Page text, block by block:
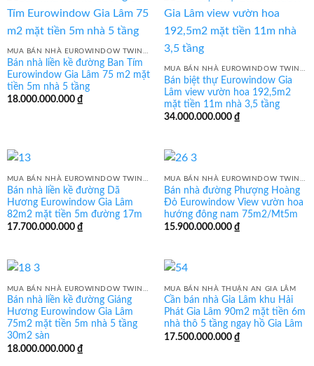
MUA BÁN NHÀ EUROWINDOW TWIN PARK GIA LÂM
Bán nhà liền kề đường Ban Tím
Eurowindow Gia Lâm 75 m2 mặt
tiền 5m nhà 5 tầng
18.000.000.000 ₫
MUA BÁN NHÀ EUROWINDOW TWIN PARK GIA LÂM
Bán biệt thự Eurowindow Gia
Lâm view vườn hoa 192,5m2
mặt tiền 11m nhà 3,5 tầng
34.000.000.000 ₫
Bán nhà liền kề đường Dã
Hương Eurowindow Gia Lâm
82m2 mặt tiền 5m đường 17m
17.700.000.000 ₫
Bán nhà đường Phượng Hoàng
Đỏ Eurowindow View vườn hoa
hướng đông nam 75m2/Mt5m
15.900.000.000 ₫
Bán nhà liền kề đường Giáng
Hương Eurowindow Gia Lâm
75m2 mặt tiền 5m nhà 5 tầng
30m2 sàn
18.000.000.000 ₫
MUA BÁN NHÀ THUẬN AN GIA LÂM
Cần bán nhà Gia Lâm khu Hải
Phát Gia Lâm 90m2 mặt tiền 6m
nhà thô 5 tầng ngay hồ Gia Lâm
17.500.000.000 ₫